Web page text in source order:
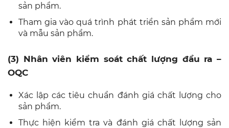
sản phẩm.
Tham gia vào quá trình phát triển sản phẩm mới
và mẫu sản phẩm.
(3) Nhân viên kiểm soát chất lượng đầu ra –
OQC
Xác lập các tiêu chuẩn đánh giá chất lượng cho
sản phẩm.
Thực hiện kiểm tra và đánh giá chất lượng sản